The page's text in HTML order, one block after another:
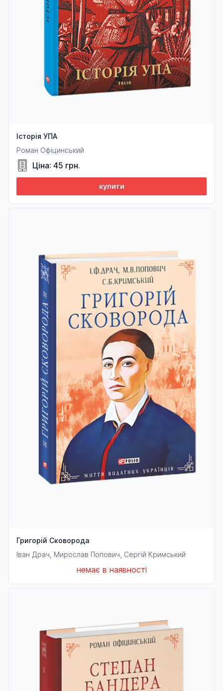
Історія УПА
Роман Офіцинський
Ціна: 45 грн.
купити
Григорій Сковорода
Іван Драч, Мирослав Попович, Сергій Кримський
немає в наявності